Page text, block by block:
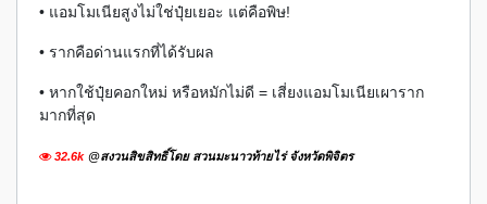
• แอมโมเนียสูงไม่ใช่ปุ๋ยเยอะ แต่คือพิษ!
• รากคือด่านแรกที่ได้รับผล
• หากใช้ปุ๋ยคอกใหม่ หรือหมักไม่ดี = เสี่ยงแอมโมเนียเผาราก
มากที่สุด
32.6k @สงวนสิขสิทธิ์โดย สวนมะนาวท้ายไร่ จังหวัดพิจิตร